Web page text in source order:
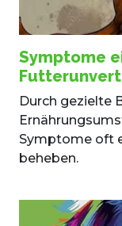
Symptome
Durch gezielte
Symptome oft
beheben.